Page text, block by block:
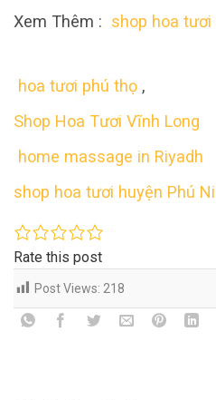
Xem Thêm : shop hoa
hoa tươi phú thọ ,
Shop Hoa Tươi Vĩnh Long
home massage in Riyadh
shop hoa tươi huyện Phú
Rate this post
Post Views: 218